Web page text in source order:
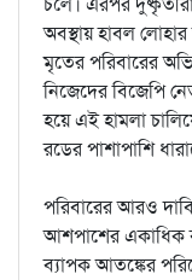
অবস্থায় হাবল লোহার
মৃতের পরিবারের
নিজেদের বিজেপি
হয়ে এই হামলা
রডের পাশাপাশি
পরিবারের আরও
আশপাশের একাধিক
ব্যাপক আতঙ্কের